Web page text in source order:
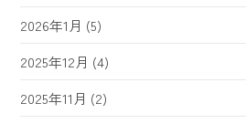
2026年1月 (5)
2025年12月 (4)
2025年11月 (2)